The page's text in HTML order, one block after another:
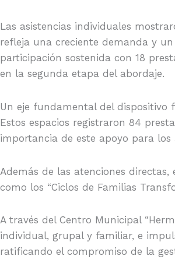
Las asistencias individuales
refleja una creciente demanda y
participación sostenida con 18
en la segunda etapa del abordaje.
Un eje fundamental del dispositivo
Estos espacios registraron 84
importancia de este apoyo para los
Además de las atenciones
como los “Ciclos de Familias
A través del Centro Municipal
individual, grupal y familiar, e
ratificando el compromiso de la